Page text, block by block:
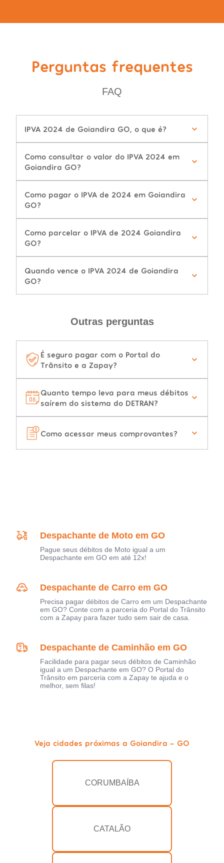
Perguntas frequentes
FAQ
IPVA 2024 de Goiandira GO, o que é?
Como consultar o valor do IPVA 2024 em
Goiandira GO?
Como pagar o IPVA de 2024 em Goiandira
GO?
Como parcelar o IPVA de 2024 Goiandira
GO?
Quando vence o IPVA 2024 de Goiandira
GO?
Outras perguntas
É seguro pagar com o Portal do
Trânsito e a Zapay?
Quanto tempo leva para meus débitos
saírem do sistema do DETRAN?
Como acessar meus comprovantes?
Despachante de Moto em GO
Pague seus débitos de Moto igual a um
Despachante em GO em até 12x!
Despachante de Carro em GO
Precisa pagar débitos de Carro em um Despachante
em GO? Conte com a parceria do Portal do Trânsito
com a Zapay para fazer tudo sem sair de casa.
Despachante de Caminhão em GO
Facilidade para pagar seus débitos de Caminhão
igual a um Despachante em GO? O Portal do
Trânsito em parceria com a Zapay te ajuda e o
melhor, sem filas!
Veja cidades próximas a Goiandira - GO
CORUMBAÍBA
CATALÃO